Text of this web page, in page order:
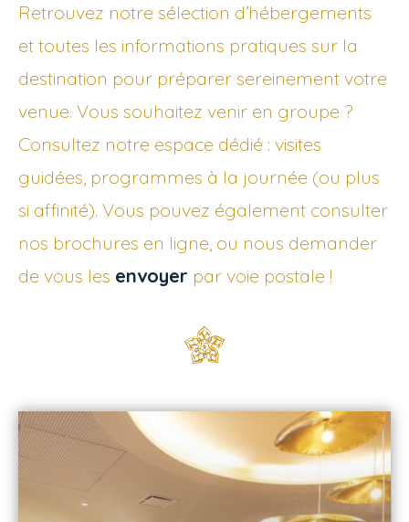
Retrouvez notre sélection d’hébergements
et toutes les informations pratiques sur la
destination pour préparer sereinement votre
venue. Vous souhaitez venir en groupe ?
Consultez notre espace dédié : visites
guidées, programmes à la journée (ou plus
si affinité). Vous pouvez également consulter
nos brochures en ligne, ou nous demander
de vous les envoyer par voie postale !